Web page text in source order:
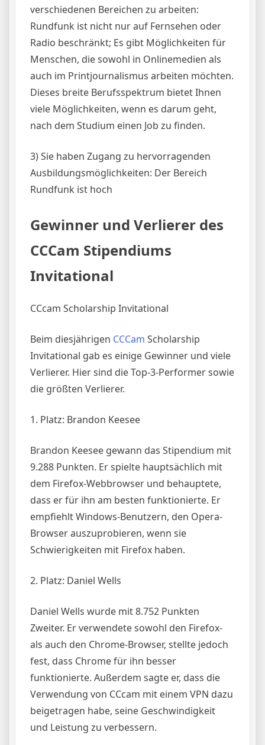
verschiedenen Bereichen zu arbeiten:
Rundfunk ist nicht nur auf Fernsehen oder
Radio beschränkt; Es gibt Möglichkeiten für
Menschen, die sowohl in Onlinemedien als
auch im Printjournalismus arbeiten möchten.
Dieses breite Berufsspektrum bietet Ihnen
viele Möglichkeiten, wenn es darum geht,
nach dem Studium einen Job zu finden.
3) Sie haben Zugang zu hervorragenden
Ausbildungsmöglichkeiten: Der Bereich
Rundfunk ist hoch
Gewinner und Verlierer des
CCCam Stipendiums
Invitational
CCcam Scholarship Invitational
Beim diesjährigen CCCam Scholarship
Invitational gab es einige Gewinner und viele
Verlierer. Hier sind die Top-3-Performer sowie
die größten Verlierer.
1. Platz: Brandon Keesee
Brandon Keesee gewann das Stipendium mit
9.288 Punkten. Er spielte hauptsächlich mit
dem Firefox-Webbrowser und behauptete,
dass er für ihn am besten funktionierte. Er
empfiehlt Windows-Benutzern, den Opera-
Browser auszuprobieren, wenn sie
Schwierigkeiten mit Firefox haben.
2. Platz: Daniel Wells
Daniel Wells wurde mit 8.752 Punkten
Zweiter. Er verwendete sowohl den Firefox-
als auch den Chrome-Browser, stellte jedoch
fest, dass Chrome für ihn besser
funktionierte. Außerdem sagte er, dass die
Verwendung von CCcam mit einem VPN dazu
beigetragen habe, seine Geschwindigkeit
und Leistung zu verbessern.